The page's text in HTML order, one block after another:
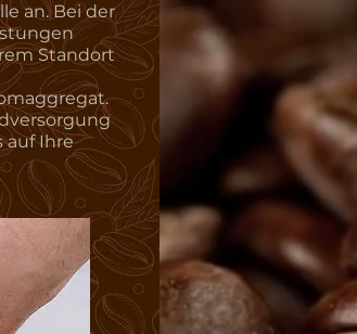
an. Bei der
Standort
auf Ihre